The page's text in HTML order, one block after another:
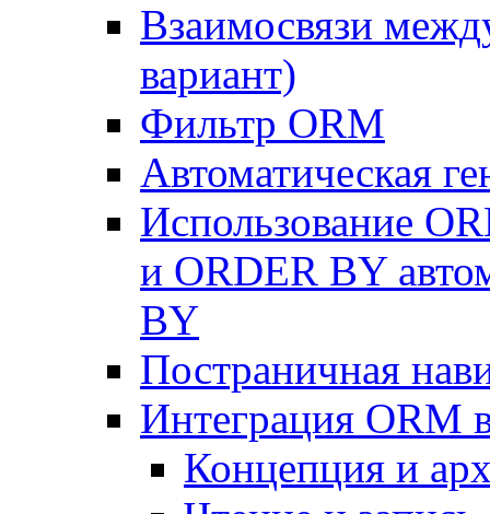
Взаимосвязи
вариант)
Фильтр ORM
Автоматическая
Использование
и ORDER BY
BY
Постраничная
Интеграция ORM
Концепция и